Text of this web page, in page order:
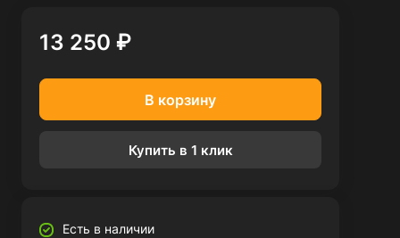
13 250 ₽
В корзину
Купить в 1 клик
Есть в наличии